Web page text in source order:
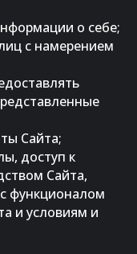
о себе;
с намерением
Сайта;
доступ к
Сайта,
функционалом
и условиям и